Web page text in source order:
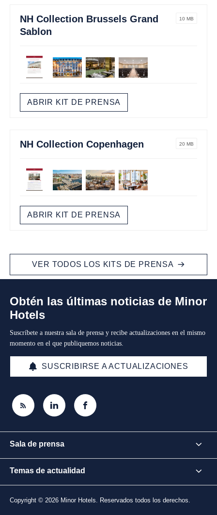
NH Collection Brussels Grand
Sablon
10 MB
ABRIR KIT DE PRENSA
NH Collection Copenhagen 20 MB
ABRIR KIT DE PRENSA
VER TODOS LOS KITS DE PRENSA
Obtén las últimas noticias de Minor
Hotels
Suscríbete a nuestra sala de prensa y recibe actualizaciones en el mismo
momento en el que publiquemos noticias.
SUSCRIBIRSE A ACTUALIZACIONES
Sala de prensa
Temas de actualidad
Copyright © 2026 Minor Hotels. Reservados todos los derechos.